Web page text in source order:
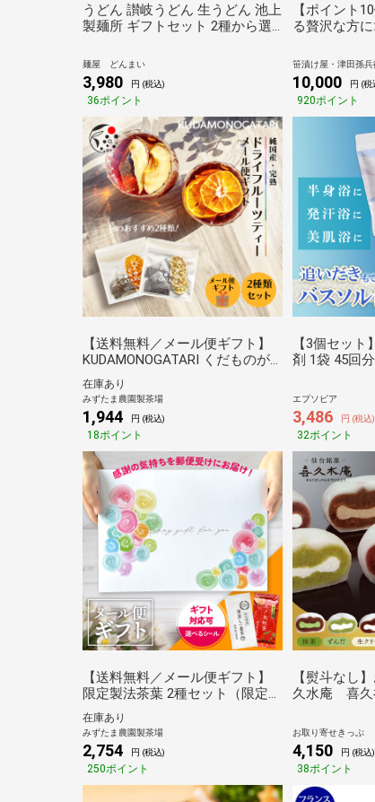
うどん 讃岐うどん 生うどん 池上
製麺所 ギフトセット 2種から選
醤油セット） ご当地セット お土
産 おみやげ 食品 グルメ 贈り物
贈答品 ギフト お歳暮 御歳暮 ポ
イント利用 送料無料 (北海道・
沖縄・離島+1500円)【3～5営業
日で発送】
麺屋 どんまい
3,980 円 (税込)
36ポイント
【ポイント
る贅沢な方
【母の日】【
元】【敬老の
笹漬け屋・津田孫兵
10,000 円 (税
920ポイント
【送料無料／メール便ギフト】
KUDAMONOGATARI くだものが
たり ドライフルーツティー 国産
果実×国産和紅茶 旬のおすすめ2
種セット ティーバッグ 静岡茶 牧
之原茶 国産 メール便
在庫あり
みずたま農園製茶場
1,944 円 (税込)
18ポイント
【3個セッ
剤 1袋 45回
ム 塩 天然
添加 肌 子供
ゼント 送料
ピア
エプソピア
3,486 円 (税込)
32ポイント
【送料無料／メール便ギフト】
限定製法茶葉 2種セット（限定発
酵 火ノ丸紅茶 60g・限定特蒸 深
蒸し一番茶 100g） 静岡茶 牧之
原茶 国産 メール便 ギフト
在庫あり
みずたま農園製茶場
2,754 円 (税込)
250ポイント
【熨斗なし
久水庵 喜久
お取り寄せきっぷ
4,150 円 (税込)
38ポイント